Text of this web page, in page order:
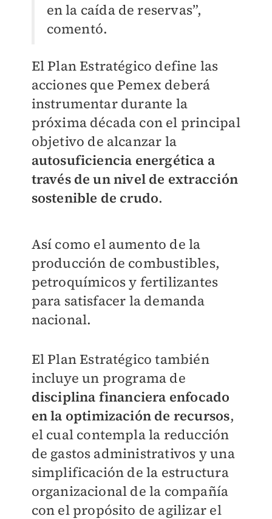
en la caída de reservas”,
comentó.
El Plan Estratégico define las
acciones que Pemex deberá
instrumentar durante la
próxima década con el principal
objetivo de alcanzar la
autosuficiencia energética a
través de un nivel de extracción
sostenible de crudo.
Así como el aumento de la
producción de combustibles,
petroquímicos y fertilizantes
para satisfacer la demanda
nacional.
El Plan Estratégico también
incluye un programa de
disciplina financiera enfocado
en la optimización de recursos,
el cual contempla la reducción
de gastos administrativos y una
simplificación de la estructura
organizacional de la compañía
con el propósito de agilizar el